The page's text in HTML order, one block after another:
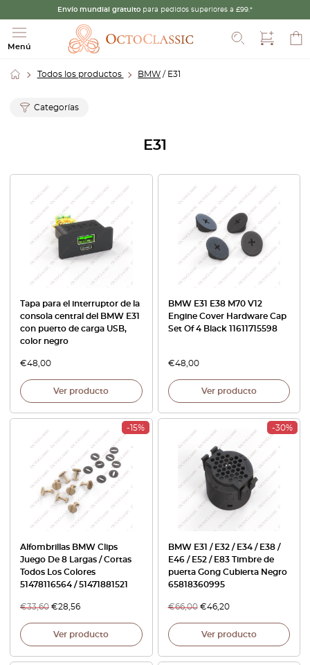
Envío mundial gratuito para pedidos superiores a £99.*
Menú
Todos los productos BMW / E31
Categorías
E31
Tapa para el interruptor de la
consola central del BMW E31
con puerto de carga USB,
color negro
€48,00
Ver producto
BMW E31 E38 M70 V12
Engine Cover Hardware Cap
Set Of 4 Black 11611715598
€48,00
Ver producto
-15%
Alfombrillas BMW Clips
Juego De 8 Largas / Cortas
Todos Los Colores
51478116564 / 51471881521
€33,60 €28,56
Ver producto
-30%
BMW E31 / E32 / E34 / E38 /
E46 / E52 / E83 Timbre de
puerta Gong Cubierta Negro
65818360995
€66,00 €46,20
Ver producto